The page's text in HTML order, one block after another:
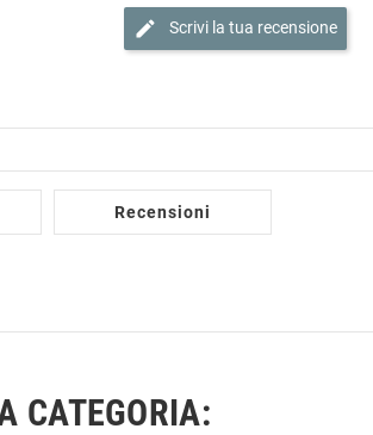
edit Scrivi la tua recensione
Recensioni
CATEGORIA: